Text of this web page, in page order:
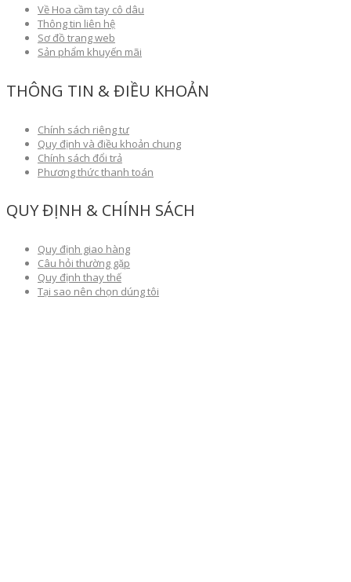
Về Hoa cầm tay cô dâu
Thông tin liên hệ
Sơ đồ trang web
Sản phẩm khuyến mãi
THÔNG TIN & ĐIỀU KHOẢN
Chính sách riêng tư
Quy định và điều khoản chung
Chính sách đổi trả
Phương thức thanh toán
QUY ĐỊNH & CHÍNH SÁCH
Quy định giao hàng
Câu hỏi thường gặp
Quy định thay thế
Tại sao nên chọn dúng tôi